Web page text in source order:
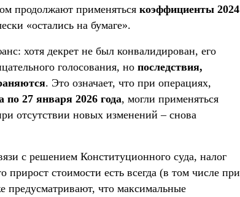
продолжают применяться коэффициенты 2024
«остались на бумаге».
хотя декрет не был конвалидирован, его
голосования, но последствия,
. Это означает, что при операциях,
по 27 января 2026 года, могли применяться
отсутствии новых изменений – снова
с решением Конституционного суда, налог
прирост стоимости есть всегда (в том числе при
предусматривают, что максимальные